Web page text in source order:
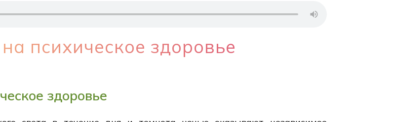
психическое здоровье
здоровье